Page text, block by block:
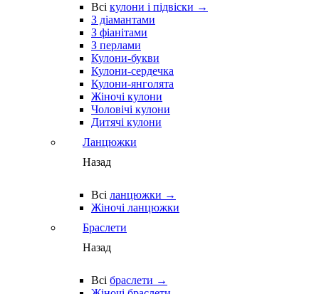
Всі кулони і підвіски →
З діамантами
З фіанітами
З перлами
Кулони-букви
Кулони-сердечка
Кулони-янголята
Жіночі кулони
Чоловічі кулони
Дитячі кулони
Ланцюжки
Назад
Всі ланцюжки →
Жіночі ланцюжки
Браслети
Назад
Всі браслети →